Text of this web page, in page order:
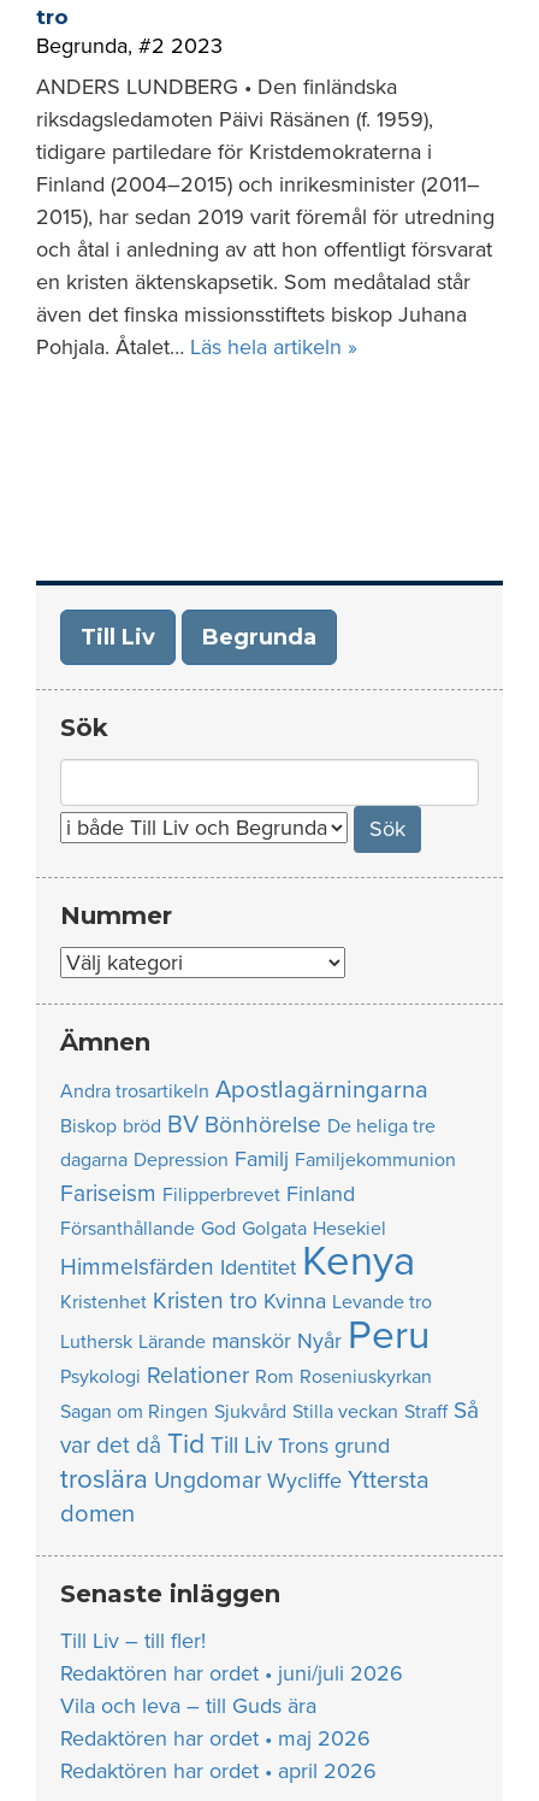
tro
Begrunda, #2 2023
ANDERS LUNDBERG • Den finländska
riksdagsledamoten Päivi Räsänen (f. 1959),
tidigare partiledare för Kristdemokraterna i
Finland (2004–2015) och inrikesminister (2011–
2015), har sedan 2019 varit föremål för utredning
och åtal i anledning av att hon offentligt försvarat
en kristen äktenskapsetik. Som medåtalad står
även det finska missionsstiftets biskop Juhana
Pohjala. Åtalet… Läs hela artikeln »
Till Liv Begrunda
Sök
for:
Nummer
Nummer
Ämnen
Andra trosartikeln Apostlagärningarna
Biskop bröd BV Bönhörelse De heliga tre
dagarna Depression Familj Familjekommunion
Fariseism Filipperbrevet Finland
Försanthållande God Golgata Hesekiel
Himmelsfärden Identitet Kenya
Kristenhet Kristen tro Kvinna Levande tro
Luthersk Lärande manskör Nyår Peru
Psykologi Relationer Rom Roseniuskyrkan
Sagan om Ringen Sjukvård Stilla veckan Straff Så
var det då Tid Till Liv Trons grund
troslära Ungdomar Wycliffe Yttersta
domen
Senaste inläggen
Till Liv – till fler!
Redaktören har ordet • juni/juli 2026
Vila och leva – till Guds ära
Redaktören har ordet • maj 2026
Redaktören har ordet • april 2026